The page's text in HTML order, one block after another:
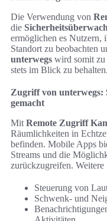
Die Verwendung von
die
ermöglichen es Nutzern,
Standort zu beobachten
unterwegs wird somit zu
stets im Blick zu behalten.
Zugriff von unterwegs:
gemacht
MitRemote Zugriff
Räumlichkeiten in
befinden. Mobile Apps
Streams und die
zurückzugreifen.
Steuerung von
Schwenk- und